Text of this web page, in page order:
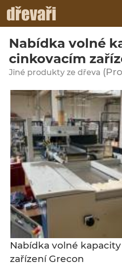
Nabídka volné
cinkovacím
Jiné produkty ze dřeva
Nabídka volné
zařízení Grecon